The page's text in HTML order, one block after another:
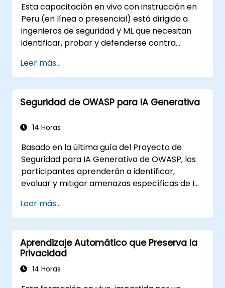
Esta capacitación en vivo con instrucción en
Peru (en línea o presencial) está dirigida a
ingenieros de seguridad y ML que necesitan
identificar, probar y defenderse contra
impulsadas por LLM.
Leer más...
Seguridad de OWASP para IA Generativa
14 Horas
Basado en la última guía del Proyecto de
Seguridad para IA Generativa de OWASP, los
participantes aprenderán a identificar,
evaluar y mitigar amenazas específicas de IA
del mundo real.
Leer más...
Aprendizaje Automático que Preserva la
Privacidad
14 Horas